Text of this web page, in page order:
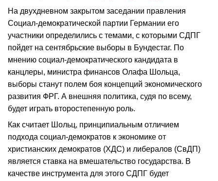
На двухдневном закрытом заседании правления
Социал-демократической партии Германии его
участники определились с темами, с которыми СДПГ
пойдет на сентябрьские выборы в Бундестаг. По
мнению социал-демократического кандидата в
канцлеры, министра финансов Олафа Шольца,
выборы станут полем боя концепций экономического
развития ФРГ. А внешняя политика, судя по всему,
будет играть второстепенную роль.
Как считает Шольц, принципиальным отличием
подхода социал-демократов к экономике от
христианских демократов (ХДС) и либералов (СвДП)
является ставка на вмешательство государства. В
качестве инструмента для этого СДПГ будет